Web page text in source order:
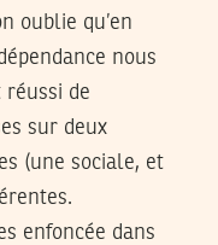
oublie qu’en
nous
réussi de
sur deux
(une sociale, et
enfoncée dans